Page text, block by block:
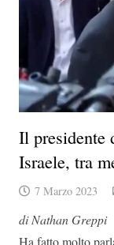
Il presidente
Israele, tra
7 Marzo 2023
di Nathan Greppi
Ha fatto molto